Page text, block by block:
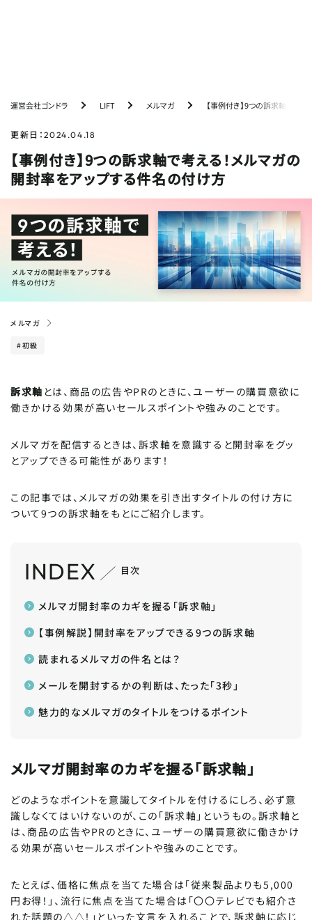
運営会社ゴンドラ LIFT メルマガ 【事例付き】9つの訴求軸で考
更新日：2024.04.18
【事例付き】9つの訴求軸で考える！メルマガの
開封率をアップする件名の付け方
メルマガ
#初級
訴求軸 とは、商品の広告やPRのときに、ユーザーの購買意欲に
働きかける効果が高いセールスポイントや強みのことです。
メルマガを配信するときは、訴求軸を意識すると開封率をグッ
とアップできる可能性があります！
この記事では、メルマガの効果を引き出すタイトルの付け方に
ついて9つの訴求軸をもとにご紹介します。
INDEX 目次
メルマガ開封率のカギを握る「訴求軸」
【事例解説】開封率をアップできる9つの訴求軸
読まれるメルマガの件名とは？
メールを開封するかの判断は、たった「3秒」
魅力的なメルマガのタイトルをつけるポイント
メルマガ開封率のカギを握る「訴求軸」
どのようなポイントを意識してタイトルを付けるにしろ、必ず意
識しなくてはいけないのが、この「訴求軸」というもの。訴求軸と
は、商品の広告やPRのときに、ユーザーの購買意欲に働きかけ
る効果が高いセールスポイントや強みのことです。
たとえば、価格に焦点を当てた場合は「従来製品よりも5,000
円お得！」、流行に焦点を当てた場合は「〇〇テレビでも紹介さ
れた話題の△△！」といった文言を入れることで、訴求軸に応じ
【開発事例】採用ページ×チャットボットで挑む
LLMO対策｜設計から計測までを公開
紹介が生まれる営業とは？ゴンドラ流『関係構築
術』の実践
【開発事例】マーケ会社だから「成果のために作れ
る」｜AI×モダン技術で挑んだ画像ジェネレータ
POPULARITY
Windowsパソコンの便利な機能一覧！目からウ
ロコのビジネス活用術
【Instagram・X(旧：Twitter)】SNSの投稿時間
はいつがおすすめ？平日・土日のバズる時間
【どっちがいい？】HTMLメールとテキストメールの
違い｜メリット・デメリットを徹底比較！